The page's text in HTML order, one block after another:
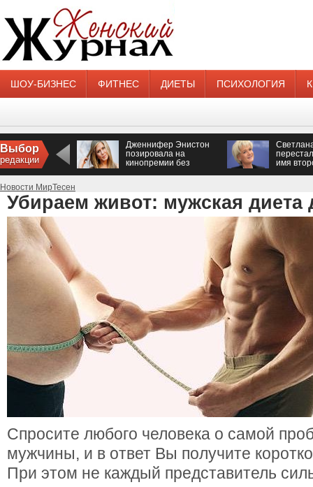
ШОУ-БИЗНЕС ФИТНЕС ДИЕТЫ ПСИХОЛОГИЯ
Выбор
редакции
Дженнифер Энистон
позировала на
кинопремии без
имя
Новости МирТесен
Убираем живот: мужская диета
Спросите любого человека о самой
мужчины, и в ответ Вы получите
При этом не каждый представитель